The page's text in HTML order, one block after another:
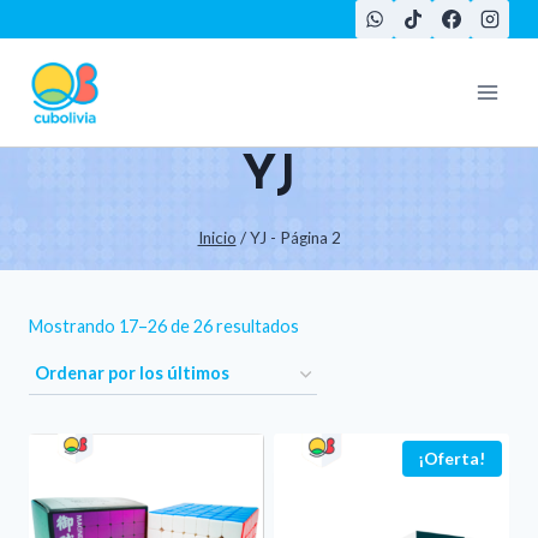
contenido
YJ
Inicio / YJ - Página 2
Mostrando 17–26 de 26 resultados
los
últimos
¡Oferta!